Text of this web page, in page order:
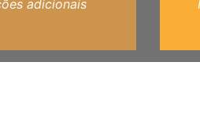
adicionais